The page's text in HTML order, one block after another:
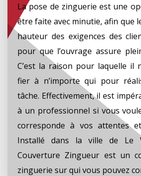
La pose de zinguerie est une
être faite avec minutie, afin que
hauteur des exigences des
pour que l’ouvrage assure
C’est la raison pour laquelle il
fier à n’importe qui pour
tâche. Effectivement, il est
à un professionnel si vous
corresponde à vos attentes
Installé dans la ville de Le
Couverture Zingueur est un
zinguerie sur qui vous pouvez